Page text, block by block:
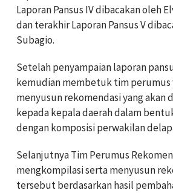
Laporan Pansus IV dibacakan oleh
dan terakhir Laporan Pansus V
Subagio.
Setelah penyampaian laporan
kemudian membetuk tim perumus
menyusun rekomendasi yang akan
kepada kepala daerah dalam
dengan komposisi perwakilan
Selanjutnya Tim Perumus
mengkompilasi serta menyusun
tersebut berdasarkan hasil